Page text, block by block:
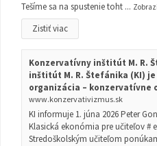
Tešíme sa na spustenie toht ...
Zistiť viac
Konzervatívny inštitút M. R.
inštitút M. R. Štefánika (KI)
organizácia –
www.konzervativizmus.sk
KI informuje 1. júna 2026 Peter
Klasická ekonómia pre učiteľov #
Stredoškolským učiteľom